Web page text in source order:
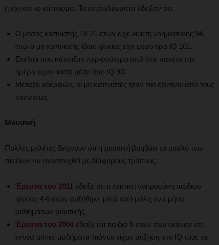
ή όχι και το κάπνισμα. Τα αποτελέσματα έδειξαν ότι:
Ο μέσος καπνιστής 18-21 ετών είχε δείκτη νοημοσύνης 94,
ενώ ο μη καπνιστής ίδιας ηλικίας είχε μέσο όρο IQ 101.
Εκείνοι που κάπνιζαν περισσότερο από ένα πακέτο την
ημέρα είχαν κατά μέσο όρο IQ 90.
Μεταξύ αδερφών, οι μη καπνιστές ήταν πιο έξυπνοι από τους
καπνιστές.
Μουσική
Πολλές μελέτες δείχνουν ότι η μουσική βοηθάει το μυαλό των
παιδιών να αναπτυχθεί με διάφορους τρόπους:
Έρευνα του 2011 έδειξε ότι η λεκτική νοημοσύνη παιδιών
ηλικίας 4-6 ετών αυξήθηκε μετά από μόλις ένα μήνα
μαθημάτων μουσικής.
Έρευνα του 2004 έδειξε ότι παιδιά 6 ετών που έκαναν επί
εννέα μήνες μαθήματα πιάνου είχαν αύξηση στο IQ τους σε